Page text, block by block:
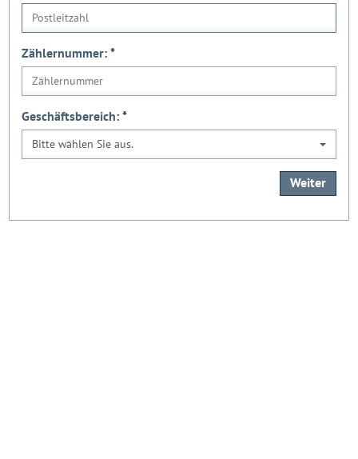
Zählernummer:*
Geschäftsbereich:*
Bitte wählen Sie aus.